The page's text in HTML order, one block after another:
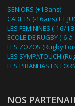
SENIORS (+18ans)
CADETS (-16ans) ET
LES FEMININES (-16/
ECOLE DE RUGBY (-6
LES ZOZOS (Rugby
LES SYMPATOUCH
LES PIRANHAS EN
NOS